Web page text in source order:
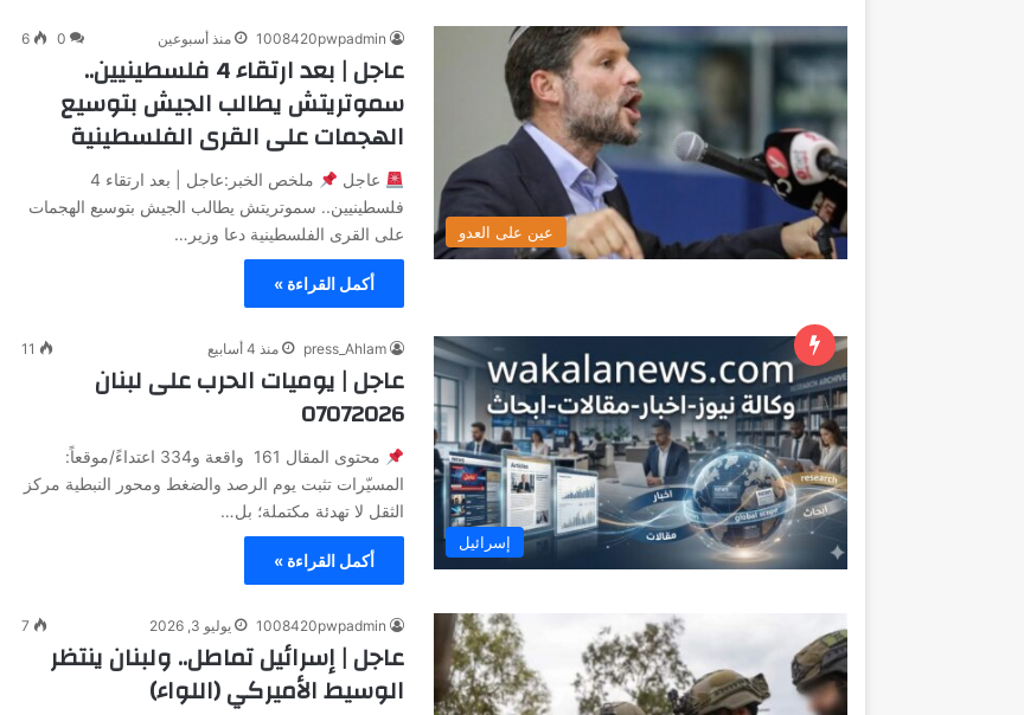
عين على العدو
1008420pwpadmin منذ أسبوعين 0
6
عاجل | بعد ارتقاء 4 فلسطينيين..
سموتريتش يطالب الجيش بتوسيع
الهجمات على القرى الفلسطينية
عاجل
ملخص الخبر:عاجل | بعد ارتقاء 4
فلسطينيين.. سموتريتش يطالب الجيش بتوسيع الهجمات
على القرى الفلسطينية دعا وزير…
أكمل القراءة »
إسرائيل
press_Ahlam منذ 4 أسابيع 11
عاجل | يوميات الحرب على لبنان
07072026
محتوى المقال 161 واقعة و334 اعتداءً/موقعاً:
المسيّرات تثبت يوم الرصد والضغط ومحور النبطية مركز
الثقل لا تهدئة مكتملة؛ بل…
أكمل القراءة »
1008420pwpadmin يوليو 3, 2026 7
عاجل | إسرائيل تماطل.. ولبنان ينتظر
الوسيط الأميركي (اللواء)